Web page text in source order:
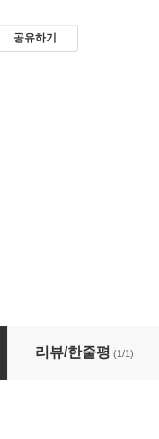
공유하기
리뷰/한줄평 (1/1)